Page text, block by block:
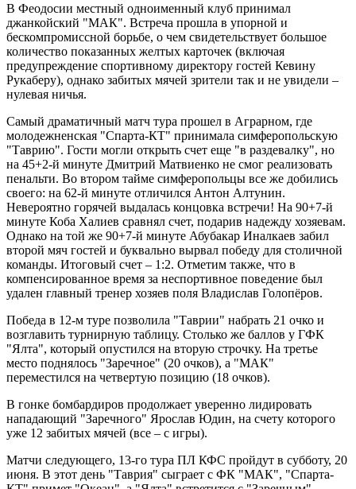
В Феодосии местный одноименный клуб принимал
джанкойский "МАК". Встреча прошла в упорной и
бескомпромиссной борьбе, о чем свидетельствует большое
количество показанных желтых карточек (включая
предупреждение спортивному директору гостей Кевину
Рукаберу), однако забитых мячей зрители так и не увидели –
нулевая ничья.
Самый драматичный матч тура прошел в Аграрном, где
молодежненская "Спарта-КТ" принимала симферопольскую
"Таврию". Гости могли открыть счет еще "в раздевалку", но
на 45+2-й минуте Дмитрий Матвиенко не смог реализовать
пенальти. Во втором тайме симферопольцы все же добились
своего: на 62-й минуте отличился Антон Алтунин.
Невероятно горячей выдалась концовка встречи! На 90+7-й
минуте Коба Халиев сравнял счет, подарив надежду хозяевам.
Однако на той же 90+7-й минуте Абубакар Иналкаев забил
второй мяч гостей и буквально вырвал победу для столичной
команды. Итоговый счет – 1:2. Отметим также, что в
компенсированное время за неспортивное поведение был
удален главный тренер хозяев поля Владислав Голопёров.
Победа в 12-м туре позволила "Таврии" набрать 21 очко и
возглавить турнирную таблицу. Столько же баллов у ГФК
"Ялта", который опустился на вторую строчку. На третье
место поднялось "Заречное" (20 очков), а "МАК"
переместился на четвертую позицию (18 очков).
В гонке бомбардиров продолжает уверенно лидировать
нападающий "Заречного" Ярослав Юдин, на счету которого
уже 12 забитых мячей (все – с игры).
Матчи следующего, 13-го тура ПЛ КФС пройдут в субботу, 20
июня. В этот день "Таврия" сыграет с ФК "МАК", "Спарта-